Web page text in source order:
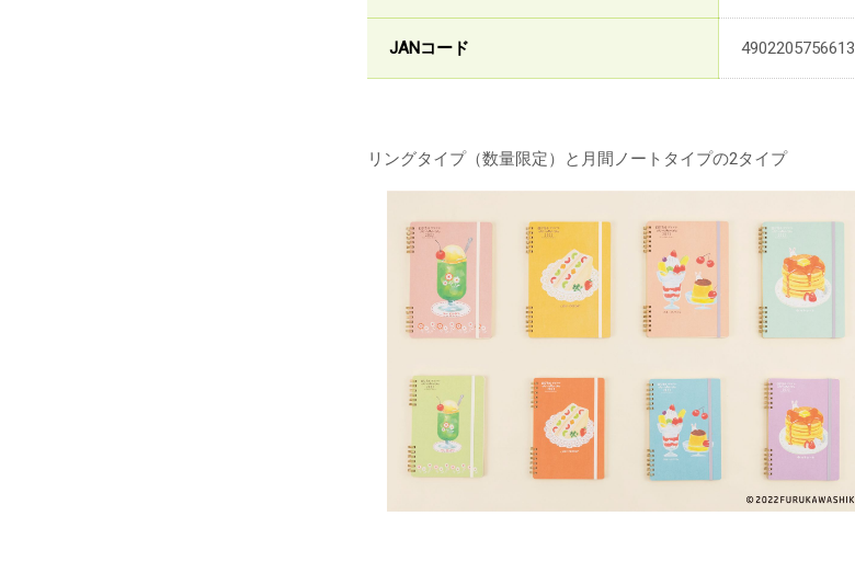
JANコード 4902205756613
リングタイプ（数量限定）と月間ノートタイプの2タイプ